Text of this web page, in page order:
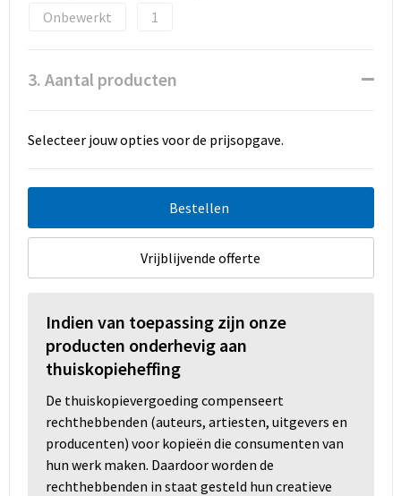
Onbewerkt
1
3. Aantal producten
Selecteer jouw opties voor de prijsopgave.
Bestellen
Vrijblijvende offerte
Indien van toepassing zijn onze
producten onderhevig aan
thuiskopieheffing
De thuiskopievergoeding compenseert
rechthebbenden (auteurs, artiesten, uitgevers en
producenten) voor kopieën die consumenten van
hun werk maken. Daardoor worden de
rechthebbenden in staat gesteld hun creatieve